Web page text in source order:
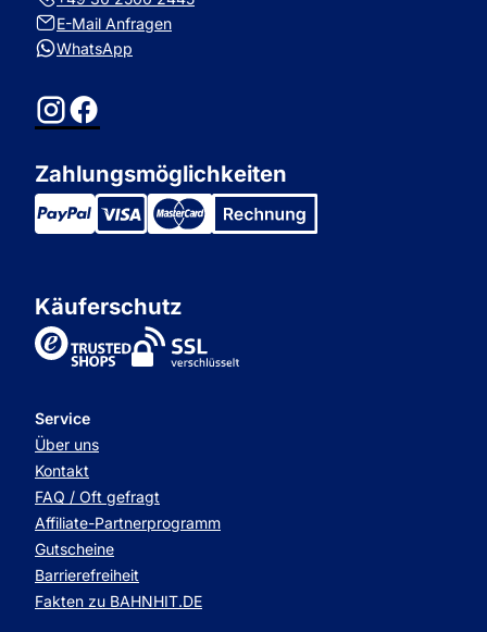
E-Mail Anfragen
WhatsApp
InstagramFacebook
Zahlungsmöglichkeiten
Käuferschutz
TrustedShops
Service
Über uns
Kontakt
FAQ / Oft gefragt
Affiliate-Partnerprogramm
Gutscheine
Barrierefreiheit
Fakten zu BAHNHIT.DE